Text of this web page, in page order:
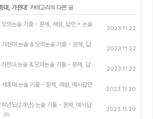
대, 가천대' 카테고리의 다른 글
의논술 기출 - 문제, 해설, 답안 + 논술
2023.11.22
천대 논술 & 모의논술 기출 - 문제, 답
2023.11.22
천대 논술 & 모의논술 기출 - 문제, 답
2023.11.22
종대 논술 기출 - 문제, 해설, 예시답안
2023.11.20
도(2개년) 논술 기출 - 문제, 예시답
(0)
2023.11.20